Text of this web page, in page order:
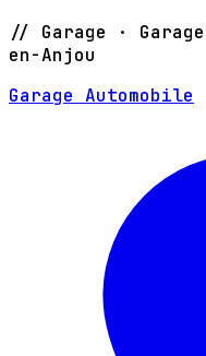
// Garage ·
en-Anjou
Garage Automobile